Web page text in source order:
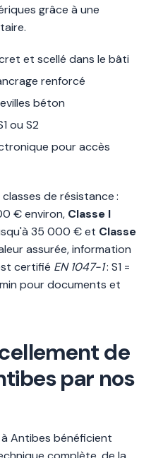
grâce à une
et scellé dans le bâti
renforcé
béton
ou S2
pour accès
de résistance :
€ environ, Classe I
35 000 € et Classe
assurée, information
certifié EN 1047-1: S1 =
pour documents et
de
par nos
Antibes bénéficient